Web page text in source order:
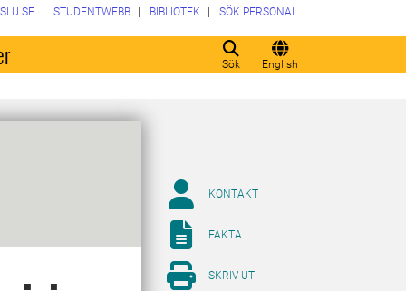
Sök English
SLU.SE STUDENTWEBB BIBLIOTEK SÖK PERSONAL
KONTAKT
FAKTA
SKRIV UT